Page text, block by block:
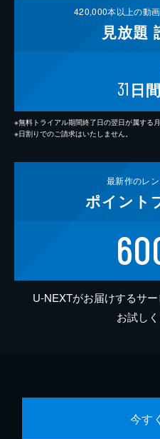
420,000本以上の動
見放題
31 日間
※無料トライアル期間終了日の翌日が属する
※日割りでのご請求はいたしません。
最新作のレ
ポイント
U-NEXTがお届けするサ
お試しく
今す